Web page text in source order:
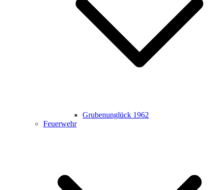
Grubenunglück 1962
Feuerwehr